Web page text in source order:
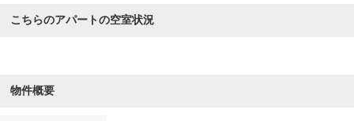
こちらのアパートの空室状況
物件概要